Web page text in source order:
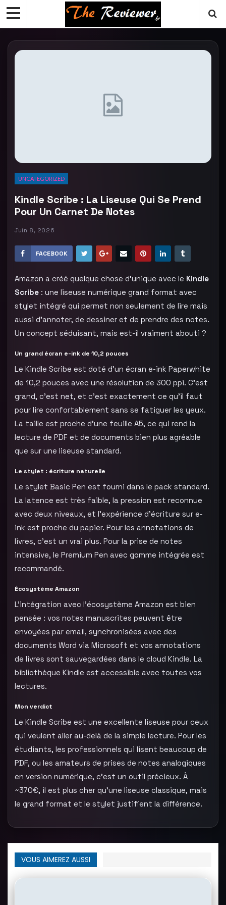
UNCATEGORIZED
Kindle Scribe : La Liseuse Qui Se Prend
Pour Un Carnet De Notes
Juin 8, 2026
FACEBOOK
Amazon a créé quelque chose d’unique avec le Kindle
Scribe : une liseuse numérique grand format avec
stylet intégré qui permet non seulement de lire mais
aussi d’annoter, de dessiner et de prendre des notes.
Un concept séduisant, mais est-il vraiment abouti ?
Un grand écran e-ink de 10,2 pouces
Le Kindle Scribe est doté d’un écran e-ink Paperwhite
de 10,2 pouces avec une résolution de 300 ppi. C’est
grand, c’est net, et c’est exactement ce qu’il faut
pour lire confortablement sans se fatiguer les yeux.
La taille est proche d’une feuille A5, ce qui rend la
lecture de PDF et de documents bien plus agréable
que sur une liseuse standard.
Le stylet : écriture naturelle
Le stylet Basic Pen est fourni dans le pack standard.
La latence est très faible, la pression est reconnue
avec deux niveaux, et l’expérience d’écriture sur e-
ink est proche du papier. Pour les annotations de
livres, c’est un vrai plus. Pour la prise de notes
intensive, le Premium Pen avec gomme intégrée est
recommandé.
Écosystème Amazon
L’intégration avec l’écosystème Amazon est bien
pensée : vos notes manuscrites peuvent être
envoyées par email, synchronisées avec des
documents Word via Microsoft et vos annotations
de livres sont sauvegardées dans le cloud Kindle. La
bibliothèque Kindle est accessible avec toutes vos
lectures.
Mon verdict
Le Kindle Scribe est une excellente liseuse pour ceux
qui veulent aller au-delà de la simple lecture. Pour les
étudiants, les professionnels qui lisent beaucoup de
PDF, ou les amateurs de prises de notes analogiques
en version numérique, c’est un outil précieux. À
~370€, il est plus cher qu’une liseuse classique, mais
le grand format et le stylet justifient la différence.
VOUS AIMEREZ AUSSI